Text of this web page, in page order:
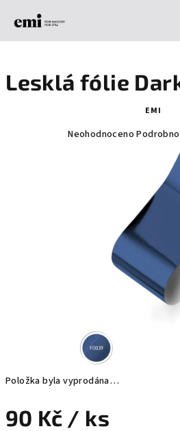
Položka byla vyprodána…
90 Kč / ks
Lesklá fólie
EMI
Průměrné
Neohodnoceno